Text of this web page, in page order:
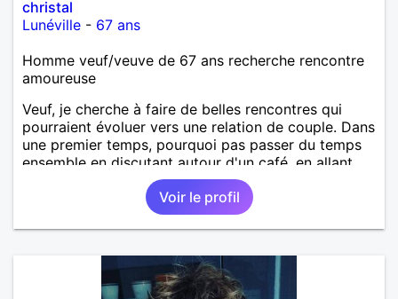
christal
Lunéville - 67 ans
Homme veuf/veuve de 67 ans recherche rencontre
amoureuse
Veuf, je cherche à faire de belles rencontres qui
pourraient évoluer vers une relation de couple. Dans
une premier temps, pourquoi pas passer du temps
ensemble en discutant autour d'un café, en allant
nous promener.... Je suis une personne sérieuse, je
ne supporte pas le mensonge et la tromperie, je
cherche ne pas une aventure mais une relation
durable
Voir le profil